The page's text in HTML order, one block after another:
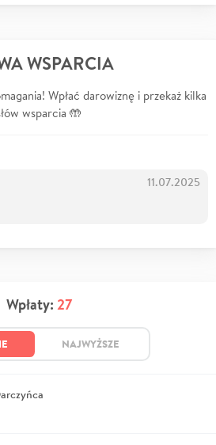
WSPARCIA
Wpłać darowiznę i przekaż kilka
wsparcia 🤲
11.07.2025
Wpłaty: 27
NAJWYŻSZE